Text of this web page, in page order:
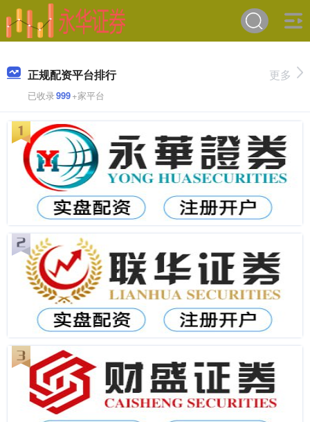
正规配资平台排行
已收录999+家平台
更多